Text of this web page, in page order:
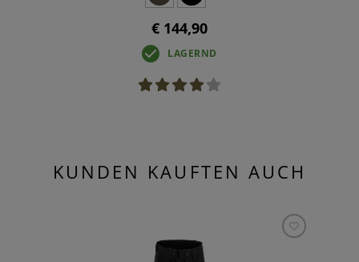
€ 144,90
LAGERND
KUNDEN KAUFTEN AUCH